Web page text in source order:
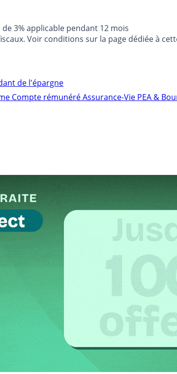
3% applicable pendant 12 mois
Voir conditions sur la page dédiée à
de l'épargne
Compte rémunéréAssurance-Vie PEA &